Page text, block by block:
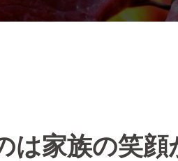
は家族の笑顔